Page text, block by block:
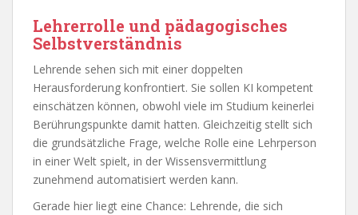
Lehrerrolle und pädagogisches
Selbstverständnis
Lehrende sehen sich mit einer doppelten
Herausforderung konfrontiert. Sie sollen KI kompetent
einschätzen können, obwohl viele im Studium keinerlei
Berührungspunkte damit hatten. Gleichzeitig stellt sich
die grundsätzliche Frage, welche Rolle eine Lehrperson
in einer Welt spielt, in der Wissensvermittlung
zunehmend automatisiert werden kann.
Gerade hier liegt eine Chance: Lehrende, die sich